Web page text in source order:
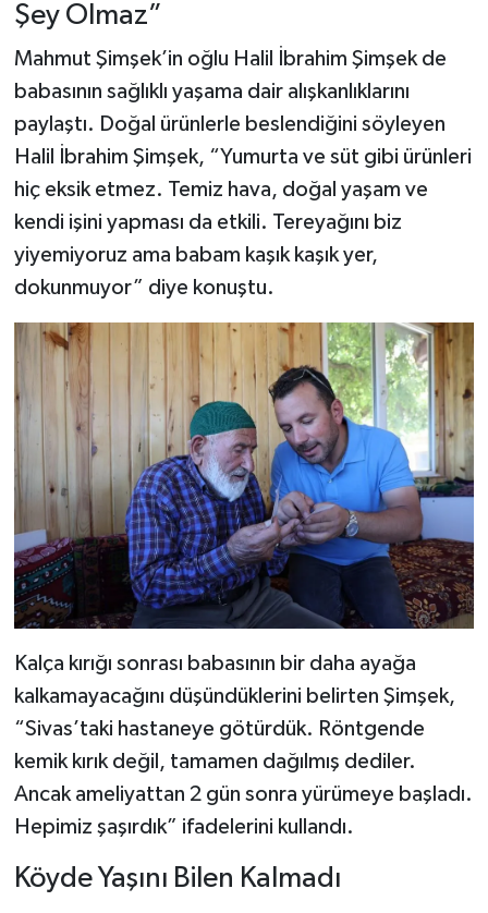
Şey Olmaz”
Mahmut Şimşek’in oğlu Halil İbrahim Şimşek de
babasının sağlıklı yaşama dair alışkanlıklarını
paylaştı. Doğal ürünlerle beslendiğini söyleyen
Halil İbrahim Şimşek, “Yumurta ve süt gibi ürünleri
hiç eksik etmez. Temiz hava, doğal yaşam ve
kendi işini yapması da etkili. Tereyağını biz
yiyemiyoruz ama babam kaşık kaşık yer,
dokunmuyor” diye konuştu.
Kalça kırığı sonrası babasının bir daha ayağa
kalkamayacağını düşündüklerini belirten Şimşek,
“Sivas’taki hastaneye götürdük. Röntgende
kemik kırık değil, tamamen dağılmış dediler.
Ancak ameliyattan 2 gün sonra yürümeye başladı.
Hepimiz şaşırdık” ifadelerini kullandı.
Köyde Yaşını Bilen Kalmadı